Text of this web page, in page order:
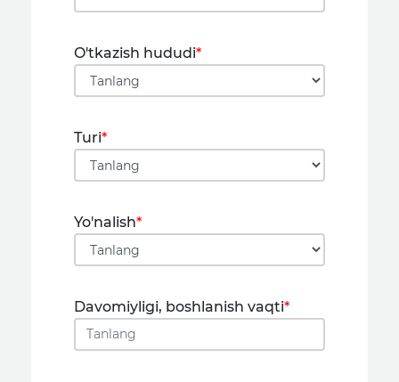
O'tkazish hududi*
Turi*
Yo'nalish*
Davomiyligi, boshlanish vaqti*